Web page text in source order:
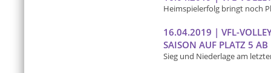
Heimspielerfolg bringt noch
16.04.2019 | VFL-
AISON AUF PLATZ 5 AB
Sieg und Niederlage am